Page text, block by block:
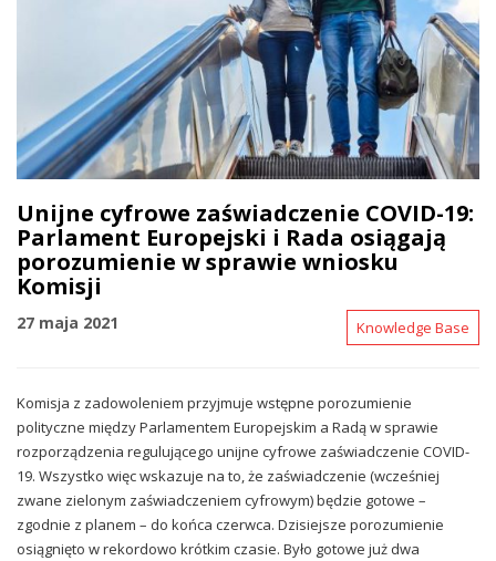
Unijne cyfrowe zaświadczenie COVID-19:
Parlament Europejski i Rada osiągają
porozumienie w sprawie wniosku
Komisji
27 maja 2021 Knowledge Base
Komisja z zadowoleniem przyjmuje wstępne porozumienie
polityczne między Parlamentem Europejskim a Radą w sprawie
rozporządzenia regulującego unijne cyfrowe zaświadczenie COVID-
19. Wszystko więc wskazuje na to, że zaświadczenie (wcześniej
zwane zielonym zaświadczeniem cyfrowym) będzie gotowe –
zgodnie z planem – do końca czerwca. Dzisiejsze porozumienie
osiągnięto w rekordowo krótkim czasie. Było gotowe już dwa